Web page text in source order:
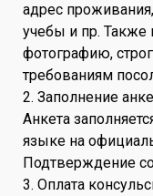
адрес
учебы и пр.
фотографию,
требованиям
2. Заполнение
Анкета
языке на
Подтверждение
3. Оплата